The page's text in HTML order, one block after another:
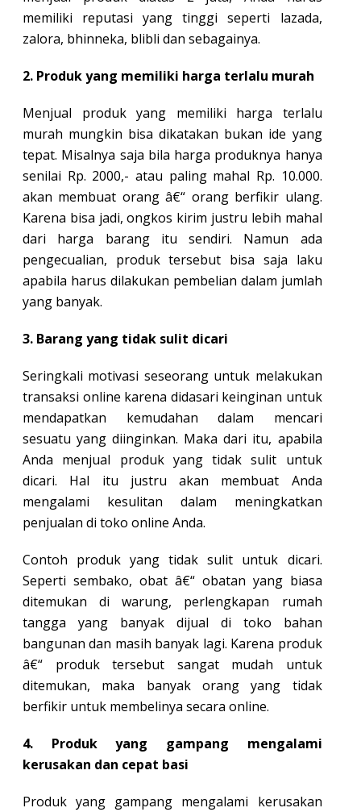
memiliki reputasi yang tinggi seperti lazada,
zalora, bhinneka, blibli dan sebagainya.
2. Produk yang memiliki harga terlalu murah
Menjual produk yang memiliki harga terlalu
murah mungkin bisa dikatakan bukan ide yang
tepat. Misalnya saja bila harga produknya hanya
senilai Rp. 2000,- atau paling mahal Rp. 10.000.
akan membuat orang â€“ orang berfikir ulang.
Karena bisa jadi, ongkos kirim justru lebih mahal
dari harga barang itu sendiri. Namun ada
pengecualian, produk tersebut bisa saja laku
apabila harus dilakukan pembelian dalam jumlah
yang banyak.
3. Barang yang tidak sulit dicari
Seringkali motivasi seseorang untuk melakukan
transaksi online karena didasari keinginan untuk
mendapatkan kemudahan dalam mencari
sesuatu yang diinginkan. Maka dari itu, apabila
Anda menjual produk yang tidak sulit untuk
dicari. Hal itu justru akan membuat Anda
mengalami kesulitan dalam meningkatkan
penjualan di toko online Anda.
Contoh produk yang tidak sulit untuk dicari.
Seperti sembako, obat â€“ obatan yang biasa
ditemukan di warung, perlengkapan rumah
tangga yang banyak dijual di toko bahan
bangunan dan masih banyak lagi. Karena produk
â€“ produk tersebut sangat mudah untuk
ditemukan, maka banyak orang yang tidak
berfikir untuk membelinya secara online.
4. Produk yang gampang mengalami
kerusakan dan cepat basi
Produk yang gampang mengalami kerusakan